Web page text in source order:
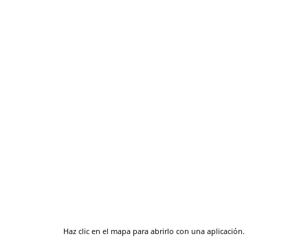
Haz clic en el mapa para abrirlo con una aplicación.